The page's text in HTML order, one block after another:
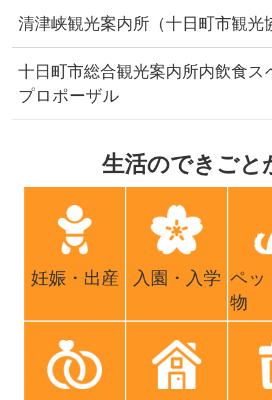
清津峡観光案内所（十日町市観
十日町市総合観光案内所内飲食
プロポーザル
生活のできごと
妊娠・出産 入園・入学 ペッ
物